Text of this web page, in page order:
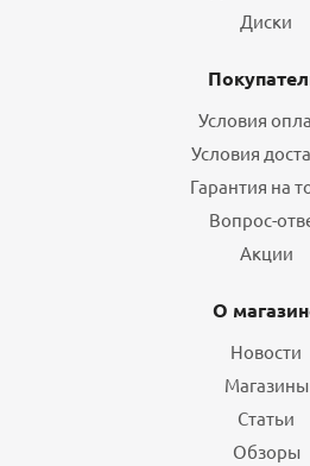
Диски
Условия
Условия
Гарантия на
Вопрос-
Акции
О
Новости
Магазины
Статьи
Обзоры